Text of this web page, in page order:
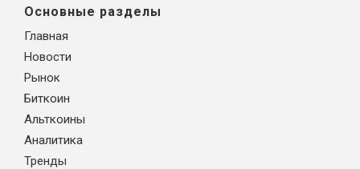
Основные разделы
Главная
Новости
Рынок
Биткоин
Альткоины
Аналитика
Тренды